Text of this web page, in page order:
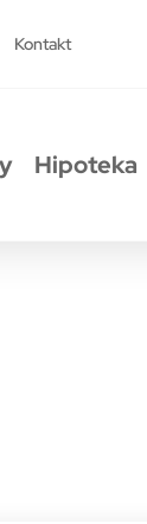
Kontakt
Hipoteka